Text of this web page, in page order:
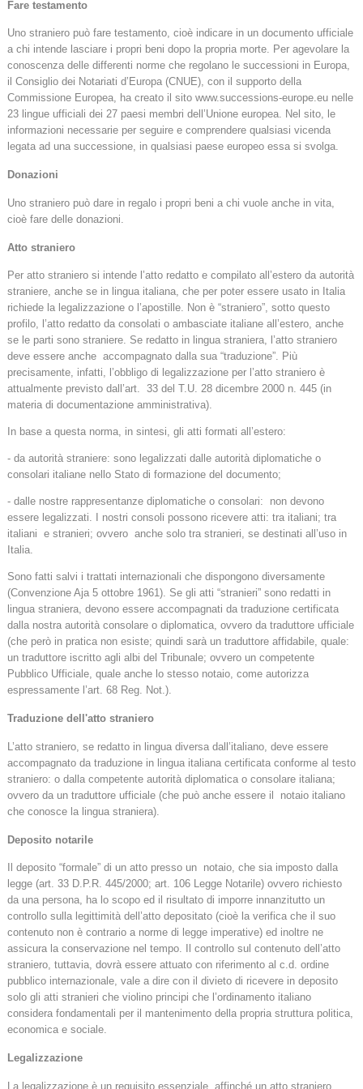
Fare testamento
Uno straniero può fare testamento, cioè indicare in un documento ufficiale
a chi intende lasciare i propri beni dopo la propria morte. Per agevolare la
conoscenza delle differenti norme che regolano le successioni in Europa,
il Consiglio dei Notariati d’Europa (CNUE), con il supporto della
Commissione Europea, ha creato il sito www.successions-europe.eu nelle
23 lingue ufficiali dei 27 paesi membri dell’Unione europea. Nel sito, le
informazioni necessarie per seguire e comprendere qualsiasi vicenda
legata ad una successione, in qualsiasi paese europeo essa si svolga.
Donazioni
Uno straniero può dare in regalo i propri beni a chi vuole anche in vita,
cioè fare delle donazioni.
Atto straniero
Per atto straniero si intende l’atto redatto e compilato all’estero da autorità
straniere, anche se in lingua italiana, che per poter essere usato in Italia
richiede la legalizzazione o l’apostille. Non è “straniero”, sotto questo
profilo, l’atto redatto da consolati o ambasciate italiane all’estero, anche
se le parti sono straniere. Se redatto in lingua straniera, l’atto straniero
deve essere anche accompagnato dalla sua “traduzione”. Più
precisamente, infatti, l’obbligo di legalizzazione per l’atto straniero è
attualmente previsto dall’art. 33 del T.U. 28 dicembre 2000 n. 445 (in
materia di documentazione amministrativa).
In base a questa norma, in sintesi, gli atti formati all’estero:
- da autorità straniere: sono legalizzati dalle autorità diplomatiche o
consolari italiane nello Stato di formazione del documento;
- dalle nostre rappresentanze diplomatiche o consolari: non devono
essere legalizzati. I nostri consoli possono ricevere atti: tra italiani; tra
italiani e stranieri; ovvero anche solo tra stranieri, se destinati all’uso in
Italia.
Sono fatti salvi i trattati internazionali che dispongono diversamente
(Convenzione Aja 5 ottobre 1961). Se gli atti “stranieri” sono redatti in
lingua straniera, devono essere accompagnati da traduzione certificata
dalla nostra autorità consolare o diplomatica, ovvero da traduttore ufficiale
(che però in pratica non esiste; quindi sarà un traduttore affidabile, quale:
un traduttore iscritto agli albi del Tribunale; ovvero un competente
Pubblico Ufficiale, quale anche lo stesso notaio, come autorizza
espressamente l’art. 68 Reg. Not.).
Traduzione dell'atto straniero
L’atto straniero, se redatto in lingua diversa dall’italiano, deve essere
accompagnato da traduzione in lingua italiana certificata conforme al testo
straniero: o dalla competente autorità diplomatica o consolare italiana;
ovvero da un traduttore ufficiale (che può anche essere il notaio italiano
che conosce la lingua straniera).
Deposito notarile
Il deposito “formale” di un atto presso un notaio, che sia imposto dalla
legge (art. 33 D.P.R. 445/2000; art. 106 Legge Notarile) ovvero richiesto
da una persona, ha lo scopo ed il risultato di imporre innanzitutto un
controllo sulla legittimità dell’atto depositato (cioè la verifica che il suo
contenuto non è contrario a norme di legge imperative) ed inoltre ne
assicura la conservazione nel tempo. Il controllo sul contenuto dell’atto
straniero, tuttavia, dovrà essere attuato con riferimento al c.d. ordine
pubblico internazionale, vale a dire con il divieto di ricevere in deposito
solo gli atti stranieri che violino principi che l’ordinamento italiano
considera fondamentali per il mantenimento della propria struttura politica,
economica e sociale.
Legalizzazione
La legalizzazione è un requisito essenziale affinché un atto straniero